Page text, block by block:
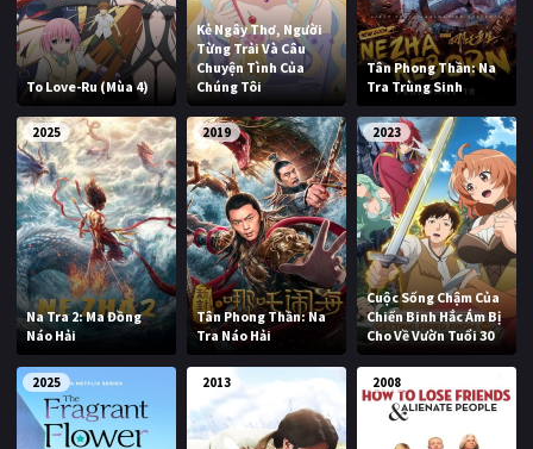
To Love-Ru (Mùa 4)
Kẻ Ngây Thơ, Người
Từng Trải Và Câu
Chuyện Tình Của
Chúng Tôi
Tân Phong Thần: Na
Tra Trùng Sinh
2025
Na Tra 2: Ma Đồng
Náo Hải
2019
Tân Phong Thần: Na
Tra Náo Hải
2023
Cuộc Sống Chậm Của
Chiến Binh Hắc Ám Bị
Cho Về Vườn Tuổi 30
2025 2013 2008